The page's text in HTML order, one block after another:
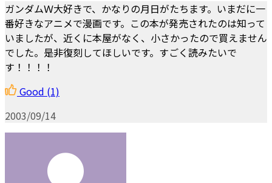
ガンダムＷ大好きで、かなりの月日がたちます。いまだに一
番好きなアニメで漫画です。この本が発売されたのは知って
いましたが、近くに本屋がなく、小さかったので買えません
でした。是非復刻してほしいです。すごく読みたいで
す！！！！
Good (1)
2003/09/14